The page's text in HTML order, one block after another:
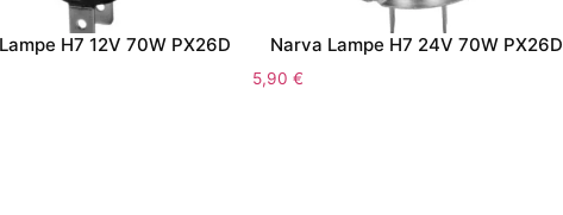
H7 12V 70W PX26D Narva Lampe H7 24V 70W PX26D
5,90 €